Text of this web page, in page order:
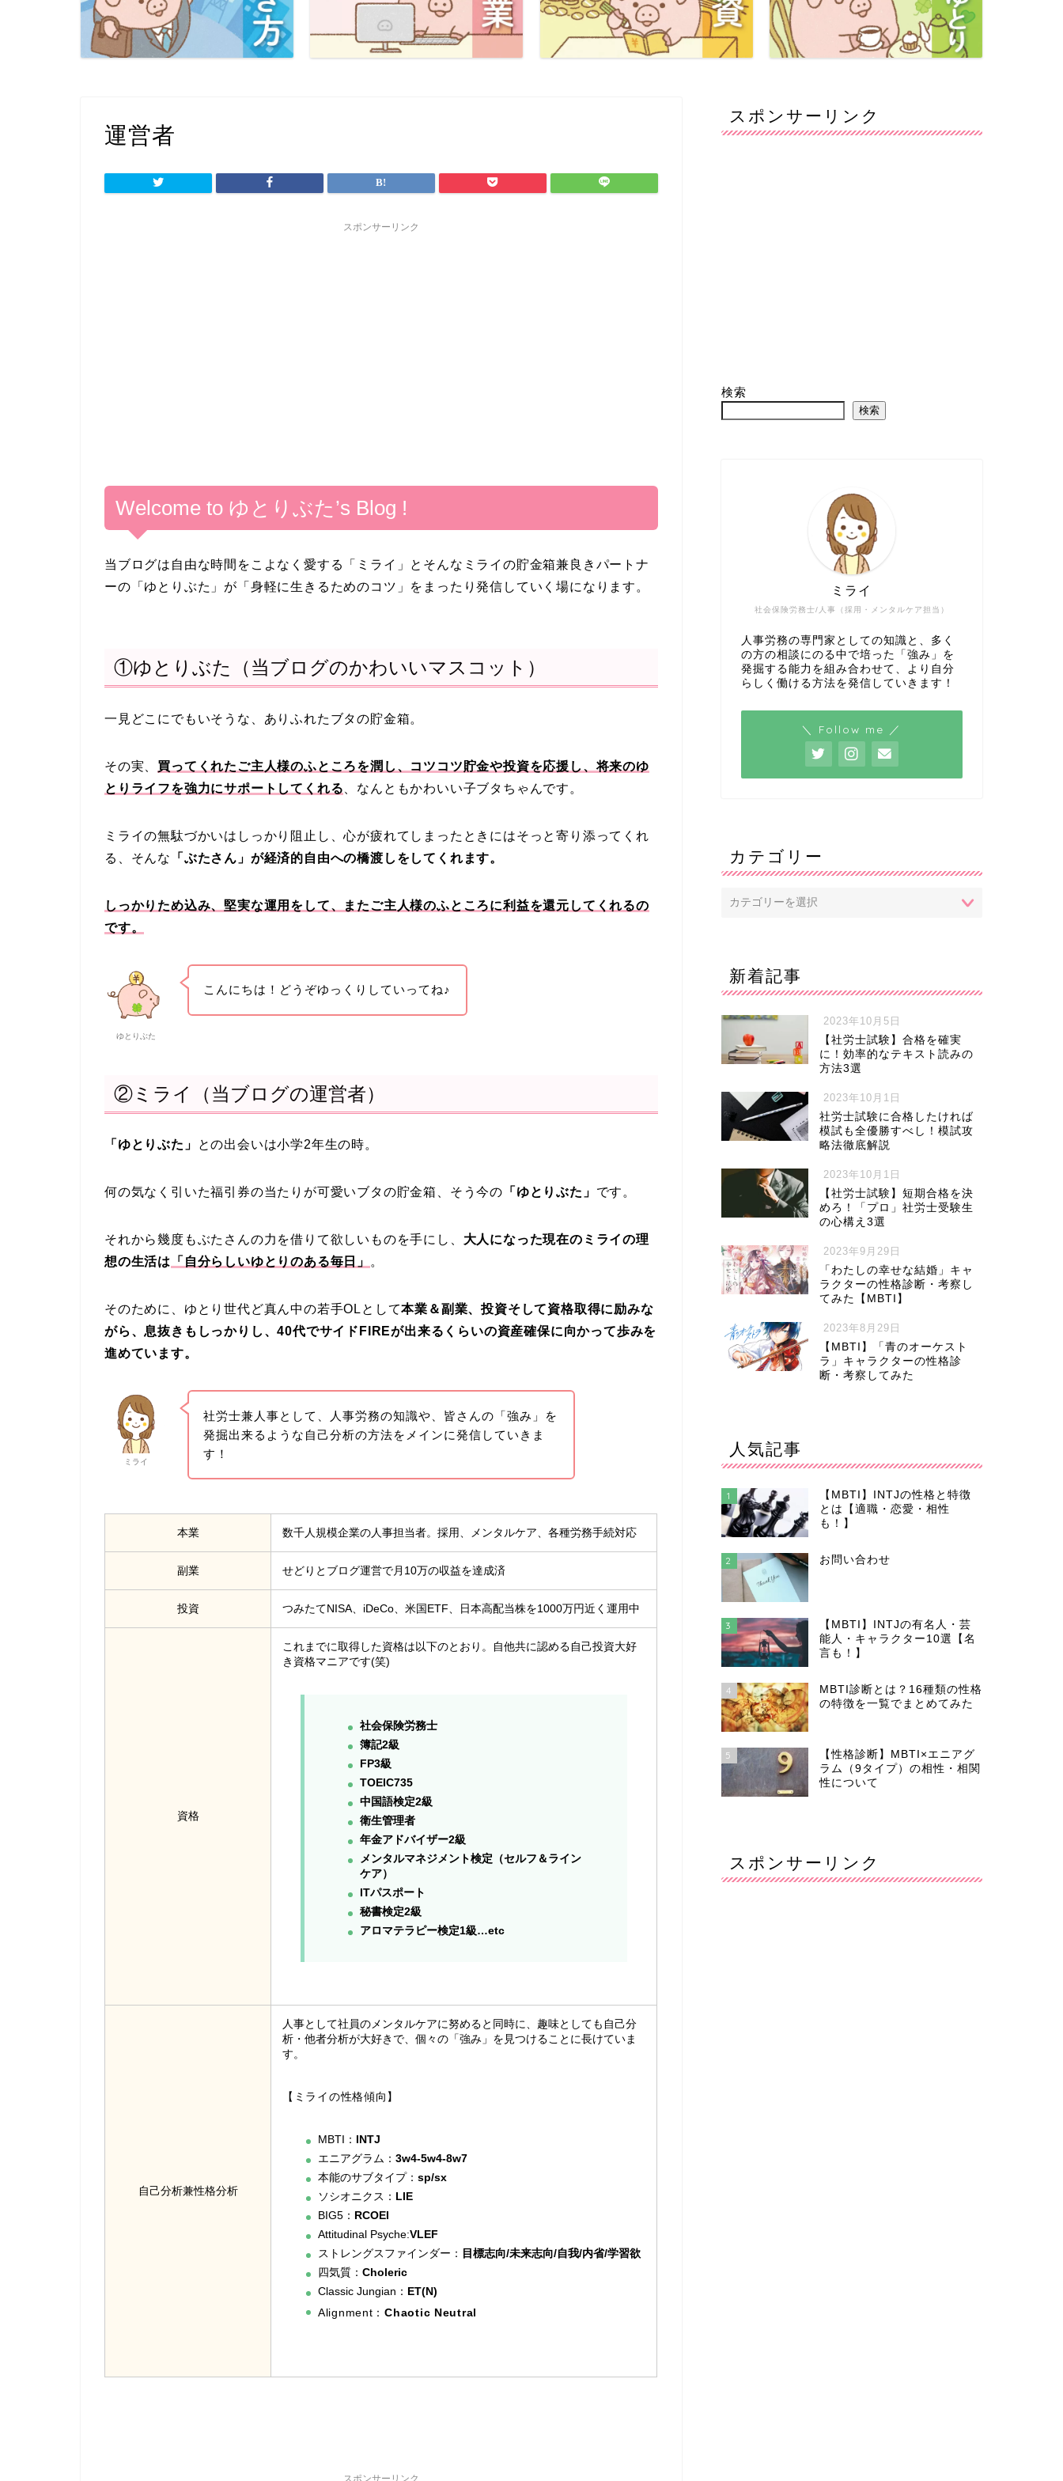
運営者
スポンサーリンク
Welcome to ゆとりぶた’s Blog !
当ブログは自由な時間をこよなく愛する「ミライ」とそんなミライの貯金箱兼良きパートナ
ーの「ゆとりぶた」が「身軽に生きるためのコツ」をまったり発信していく場になります。
①ゆとりぶた（当ブログのかわいいマスコット）
一見どこにでもいそうな、ありふれたブタの貯金箱。
その実、 買ってくれたご主人様のふところを潤し、コツコツ貯金や投資を応援し、将来のゆ
とりライフを強力にサポートしてくれる 、なんともかわいい子ブタちゃんです。
ミライの無駄づかいはしっかり阻止し、心が疲れてしまったときにはそっと寄り添ってくれ
る、そんな
「ぶたさん」が経済的自由への橋渡しをしてくれます。
しっかりため込み、堅実な運用をして、またご主人様のふところに利益を還元してくれるの
です。
ゆとりぶた
こんにちは！どうぞゆっくりしていってね♪
②ミライ（当ブログの運営者）
「ゆとりぶた」 との出会いは小学2年生の時。
何の気なく引いた福引券の当たりが可愛いブタの貯金箱、そう今の 「ゆとりぶた」 です。
それから幾度もぶたさんの力を借りて欲しいものを手にし、 大人になった現在のミライの理
想の生活は
「自分らしいゆとりのある毎日」 。
そのために、ゆとり世代ど真ん中の若手OLとして本業＆副業、投資そして資格取得に励みな
がら、息抜きもしっかりし、40代でサイドFIREが出来るくらいの資産確保に向かって歩みを
進めています。
ミライ
社労士兼人事として、人事労務の知識や、皆さんの「強み」を
発掘出来るような自己分析の方法をメインに発信していきま
す！
本業 数千人規模企業の人事担当者。採用、メンタルケア、各種労務手続対応
副業 せどりとブログ運営で月10万の収益を達成済
投資 つみたてNISA、iDeCo、米国ETF、日本高配当株を1000万円近く運用中
資格
これまでに取得した資格は以下のとおり。自他共に認める自己投資大好
き資格マニアです(笑)
社会保険労務士
簿記2級
FP3級
TOEIC735
中国語検定2級
衛生管理者
年金アドバイザー2級
メンタルマネジメント検定（セルフ＆ライン
ケア）
ITパスポート
秘書検定2級
アロマテラピー検定1級…etc
自己分析兼性格分析
人事として社員のメンタルケアに努めると同時に、趣味としても自己分
析・他者分析が大好きで、個々の「強み」を見つけることに長けていま
す。
【ミライの性格傾向】
MBTI： INTJ
エニアグラム： 3w4-5w4-8w7
本能のサブタイプ： sp/sx
ソシオニクス： LIE
BIG5： RCOEI
Attitudinal Psyche:VLEF
ストレングスファインダー： 目標志向/未来志向/自我/内省/学習欲
四気質： Choleric
Classic Jungian： ET(N)
Alignment：Chaotic Neutral
スポンサーリンク
スポンサーリンク
検索
検索
社会保険労務士/人事（採用・メンタルケア担当）
ミライ
人事労務の専門家としての知識と、多く
の方の相談にのる中で培った「強み」を
発掘する能力を組み合わせて、より自分
らしく働ける方法を発信していきます！
＼ Follow me ／
カテゴリー
新着記事
2023年10月5日
【社労士試験】合格を確実
に！効率的なテキスト読みの
方法3選
2023年10月1日
社労士試験に合格したければ
模試も全優勝すべし！模試攻
略法徹底解説
2023年10月1日
【社労士試験】短期合格を決
めろ！「プロ」社労士受験生
の心構え3選
2023年9月29日
「わたしの幸せな結婚」キャ
ラクターの性格診断・考察し
てみた【MBTI】
2023年8月29日
【MBTI】「青のオーケスト
ラ」キャラクターの性格診
断・考察してみた
人気記事
1
【MBTI】INTJの性格と特徴
とは【適職・恋愛・相性
も！】
2 お問い合わせ
3
【MBTI】INTJの有名人・芸
能人・キャラクター10選【名
言も！】
4
MBTI診断とは？16種類の性格
の特徴を一覧でまとめてみた
5
【性格診断】MBTI×エニアグ
ラム（9タイプ）の相性・相関
性について
スポンサーリンク